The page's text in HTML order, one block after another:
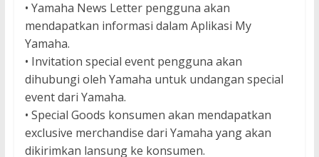
• Yamaha News Letter pengguna akan
mendapatkan informasi dalam Aplikasi My
Yamaha.
• Invitation special event pengguna akan
dihubungi oleh Yamaha untuk undangan special
event dari Yamaha.
• Special Goods konsumen akan mendapatkan
exclusive merchandise dari Yamaha yang akan
dikirimkan lansung ke konsumen.